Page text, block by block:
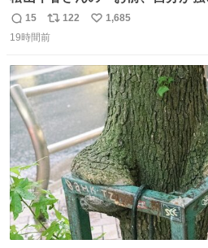
言で… 中森明菜さんが思わず
返
信
15
リ
ポ
ト
数
122
い
数
1,685
19時間前